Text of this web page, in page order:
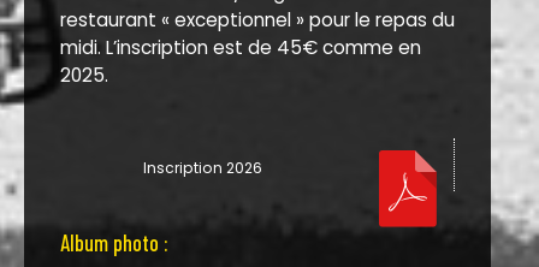
restaurant « exceptionnel » pour le repas du
midi. L’inscription est de 45€ comme en
2025.
Inscription 2026
Album photo :